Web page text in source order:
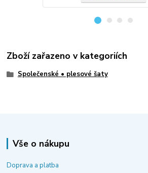
Zboží zařazeno v kategoriích
Společenské • plesové šaty
Vše o nákupu
Doprava a platba